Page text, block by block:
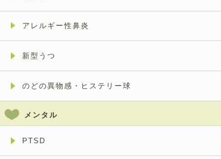
アレルギー性鼻炎
新型うつ
のどの異物感・ヒステリー球
メンタル
PTSD